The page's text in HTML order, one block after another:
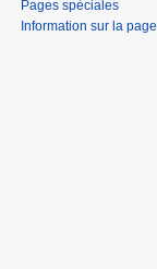
Pages spéciales
Information sur la page